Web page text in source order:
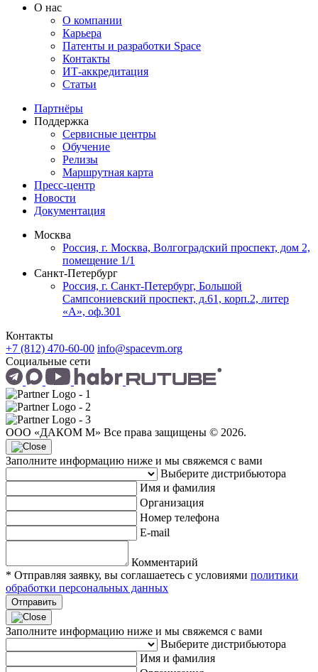
О нас
О компании
Карьера
Патенты и разработки Space
Контакты
ИТ-аккредитация
Статьи
Партнёры
Поддержка
Сервисные центры
Обучение
Релизы
Маршрутная карта
Пресс-центр
Новости
Документация
Москва
Россия, г. Москва, Волгоградский проспект, дом 2,
помещение 1/1
Санкт-Петербург
Россия, г. Санкт-Петербург, Большой
Сампсониевский проспект, д.61, корп.2, литер
«А», оф.301
Контакты
+7 (812) 470-60-00 info@spacevm.org
Социальные сети
ООО «ДАКОМ М» Все права защищены © 2026.
Заполните информацию ниже и мы свяжемся с вами
Выберите дистрибьютора
Имя и фамилия
Организация
Номер телефона
E-mail
Комментарий
* Отправляя заявку, вы соглашаетесь с условиями политики
обработки персональных данных
Отправить
Заполните информацию ниже и мы свяжемся с вами
Выберите дистрибьютора
Имя и фамилия